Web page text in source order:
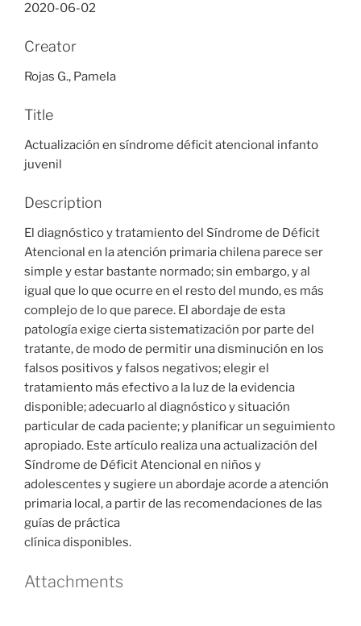
2020-06-02
Creator
Rojas G., Pamela
Title
Actualización en síndrome déficit atencional infanto
juvenil
Description
El diagnóstico y tratamiento del Síndrome de Déficit
Atencional en la atención primaria chilena parece ser
simple y estar bastante normado; sin embargo, y al
igual que lo que ocurre en el resto del mundo, es más
complejo de lo que parece. El abordaje de esta
patología exige cierta sistematización por parte del
tratante, de modo de permitir una disminución en los
falsos positivos y falsos negativos; elegir el
tratamiento más efectivo a la luz de la evidencia
disponible; adecuarlo al diagnóstico y situación
particular de cada paciente; y planificar un seguimiento
apropiado. Este artículo realiza una actualización del
Síndrome de Déficit Atencional en niños y
adolescentes y sugiere un abordaje acorde a atención
primaria local, a partir de las recomendaciones de las
guías de práctica
clínica disponibles.
Attachments